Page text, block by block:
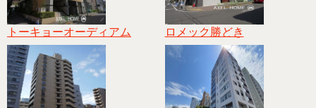
トーキョーオーディアム ロメック勝どき